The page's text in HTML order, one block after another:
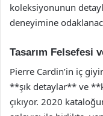
koleksiyonunun
deneyimine
Tasarım Felsefesi
Pierre Cardin’in iç
**şık detaylar** ve
çıkıyor. 2020